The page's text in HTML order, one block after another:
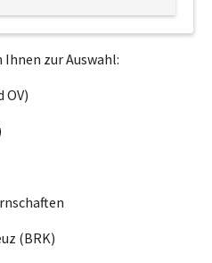
zur Auswahl:
OV)
(BRK)